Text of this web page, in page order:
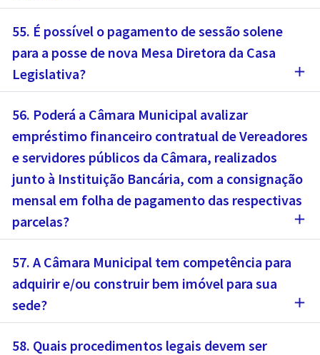
55. É possível o pagamento de sessão solene
para a posse de nova Mesa Diretora da Casa
Legislativa?
add
56. Poderá a Câmara Municipal avalizar
empréstimo financeiro contratual de Vereadores
e servidores públicos da Câmara, realizados
junto à Instituição Bancária, com a consignação
mensal em folha de pagamento das respectivas
parcelas?
add
57. A Câmara Municipal tem competência para
adquirir e/ou construir bem imóvel para sua
sede?
add
58. Quais procedimentos legais devem ser